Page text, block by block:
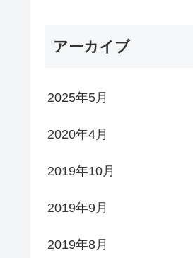
アーカイブ
2025年5月
2020年4月
2019年10月
2019年9月
2019年8月